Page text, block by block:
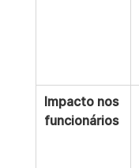
Impacto nos
funcionários